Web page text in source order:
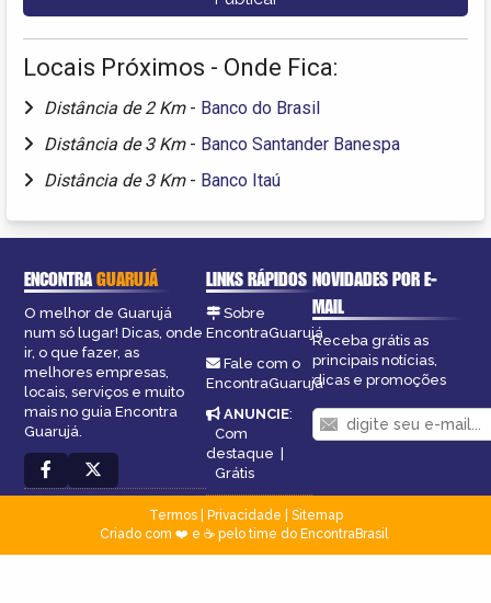
Locais Próximos - Onde Fica:
Distância de 2 Km - Banco do Brasil
Distância de 3 Km - Banco Santander Banespa
Distância de 3 Km - Banco Itaú
ENCONTRAGUARUJÁ
O melhor de Guarujá
num só lugar! Dicas, onde
ir, o que fazer, as
melhores empresas,
locais, serviços e muito
mais no guia Encontra
Guarujá.
LINKS RÁPIDOS
Sobre
EncontraGuarujá
Fale com o
EncontraGuarujá
ANUNCIE:
Com
destaque
Grátis
NOVIDADES POR E-
MAIL
Receba grátis as
principais notícias,
dicas e promoções
Termos| Privacidade
Sitemap
Criado com ❤️ e ☕ pelo time do EncontraBrasil